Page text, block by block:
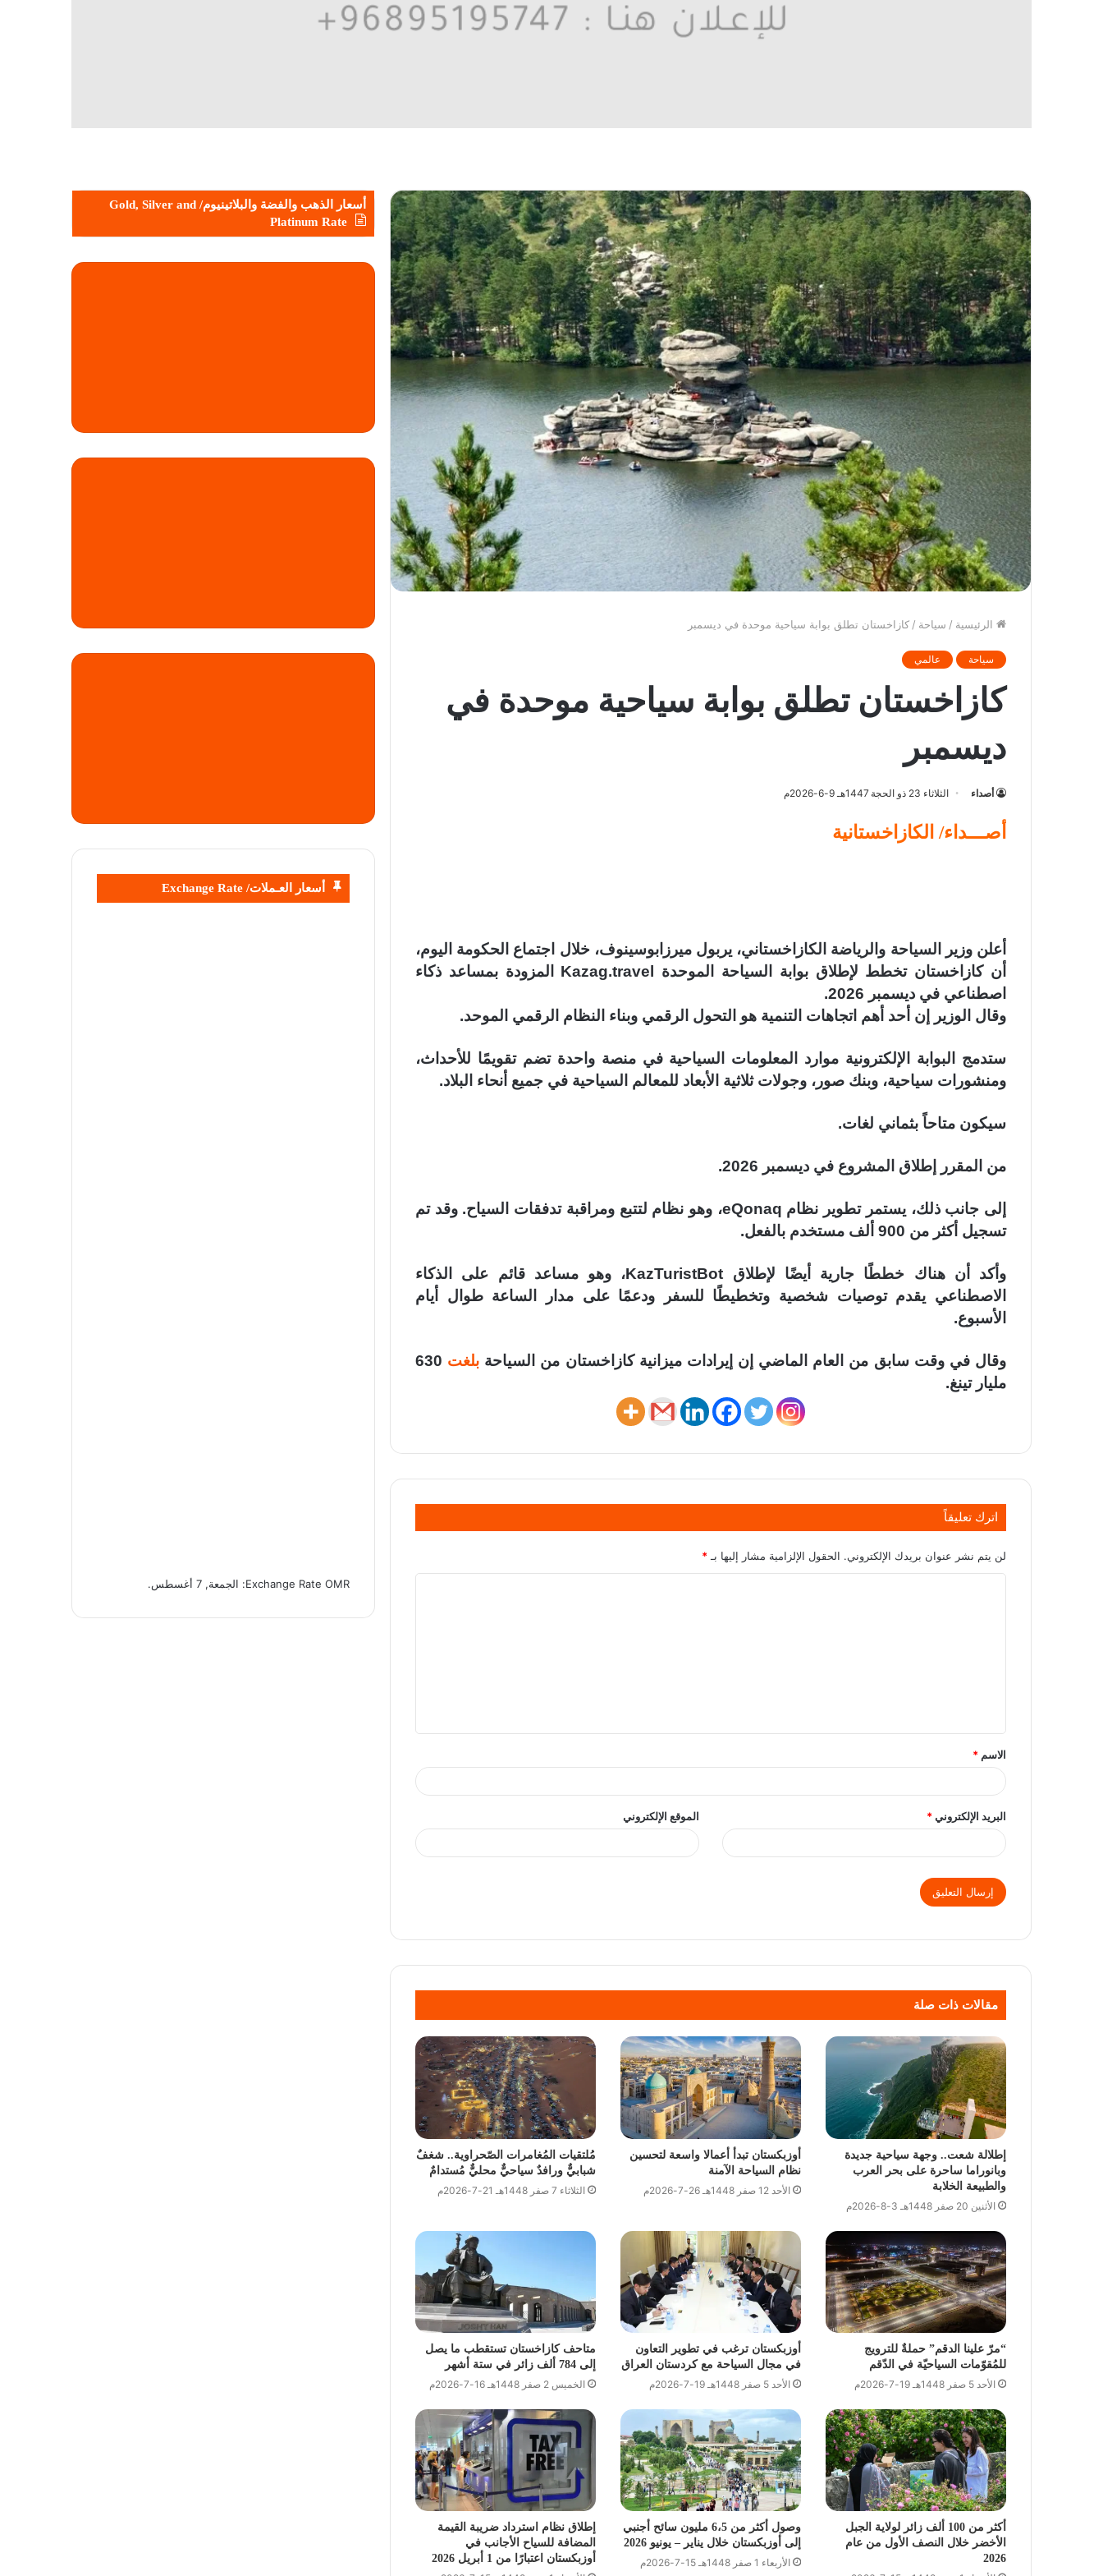
الرئيسية / سياحة / كازاخستان تطلق بوابة سياحية موحدة في ديسمبر
سياحة عالمي
كازاخستان تطلق بوابة سياحية موحدة في
ديسمبر
أصداء الثلاثاء 23 ذو الحجة 1447هـ 9-6-2026م
أصـــداء/ الكازاخستانية
أعلن وزير السياحة والرياضة الكازاخستاني، يربول ميرزابوسينوف، خلال اجتماع الحكومة اليوم،
أن كازاخستان تخطط لإطلاق بوابة السياحة الموحدة Kazag.travel المزودة بمساعد ذكاء
اصطناعي في ديسمبر 2026
.
وقال الوزير إن أحد أهم اتجاهات التنمية هو التحول الرقمي وبناء النظام الرقمي الموحد.
ستدمج البوابة الإلكترونية موارد المعلومات السياحية في منصة واحدة تضم تقويمًا للأحداث،
ومنشورات سياحية، وبنك صور، وجولات ثلاثية الأبعاد للمعالم السياحية في جميع أنحاء البلاد.
سيكون متاحاً بثماني لغات.
من المقرر إطلاق المشروع في ديسمبر 2026.
إلى جانب ذلك، يستمر تطوير نظام eQonaq، وهو نظام لتتبع ومراقبة تدفقات السياح. وقد تم
تسجيل أكثر من 900 ألف مستخدم بالفعل.
وأكد أن هناك خططًا جارية أيضًا لإطلاق KazTuristBot، وهو مساعد قائم على الذكاء
الاصطناعي يقدم توصيات شخصية وتخطيطًا للسفر ودعمًا على مدار الساعة طوال أيام
الأسبوع.
وقال في وقت سابق من العام الماضي إن إيرادات ميزانية كازاخستان من السياحة بلغت 630
مليار تينغ.
اترك تعليقاً
لن يتم نشر عنوان بريدك الإلكتروني. الحقول الإلزامية مشار إليها بـ*
الاسم *
البريد الإلكتروني* الموقع الإلكتروني
مقالات ذات صلة
إطلالة شعت.. وجهة سياحية جديدة
وبانوراما ساحرة على بحر العرب
والطبيعة الخلابة
الأثنين 20 صفر 1448هـ 3-8-2026م
أوزبكستان تبدأ أعمالا واسعة لتحسين
نظام السياحة الآمنة
الأحد 12 صفر 1448هـ 26-7-2026م
مُلتقيات المُغامرات الصّحراوية.. شغفٌ
شبابيٌّ ورافدٌ سياحيٌّ محليٌّ مُستدامٌ
الثلاثاء 7 صفر 1448هـ 21-7-2026م
“مرّ علينا الدقم” حملةٌ للترويج
للمُقوّمات السياحيّة في الدّقم
الأحد 5 صفر 1448هـ 19-7-2026م
أوزبكستان ترغب في تطوير التعاون
في مجال السياحة مع كردستان العراق
الأحد 5 صفر 1448هـ 19-7-2026م
متاحف كازاخستان تستقطب ما يصل
إلى 784 ألف زائر في ستة أشهر
الخميس 2 صفر 1448هـ 16-7-2026م
أكثر من 100 ألف زائر لولاية الجبل
الأخضر خلال النصف الأول من عام
2026
وصول أكثر من 6،5 مليون سائح أجنبي
إلى أوزبكستان خلال يناير – يونيو 2026
الأربعاء 1 صفر 1448هـ 15-7-2026م
إطلاق نظام استرداد ضريبة القيمة
المضافة للسياح الأجانب في
أوزبكستان اعتبارًا من 1 أبريل 2026
أسعار الذهب والفضة والبلاتينيوم/ Gold, Silver and
Platinum Rate
أسعار العـملات/ Exchange Rate
Exchange Rate OMR : الجمعة, 7 أغسطس.